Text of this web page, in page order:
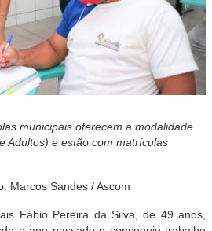
municipais oferecem a modalidade
Adultos) e estão com matrículas
Marcos Sandes / Ascom
Fábio Pereira da Silva, de 49 anos,